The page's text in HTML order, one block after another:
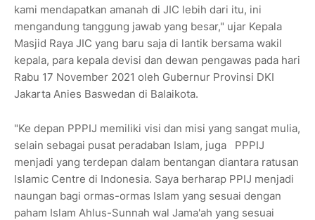
kami mendapatkan amanah di JIC lebih dari itu, ini
mengandung tanggung jawab yang besar," ujar Kepala
Masjid Raya JIC yang baru saja di lantik bersama wakil
kepala, para kepala devisi dan dewan pengawas pada hari
Rabu 17 November 2021 oleh Gubernur Provinsi DKI
Jakarta Anies Baswedan di Balaikota.
"Ke depan PPPIJ memiliki visi dan misi yang sangat mulia,
selain sebagai pusat peradaban Islam, juga PPPIJ
menjadi yang terdepan dalam bentangan diantara ratusan
Islamic Centre di Indonesia. Saya berharap PPIJ menjadi
naungan bagi ormas-ormas Islam yang sesuai dengan
paham Islam Ahlus-Sunnah wal Jama'ah yang sesuai